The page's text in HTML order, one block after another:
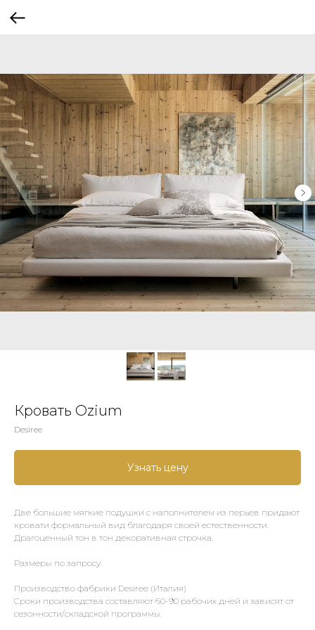
Кровать Ozium
Desiree
Узнать цену
Две большие мягкие подушки с наполнителем из перьев придают
кровати формальный вид благодаря своей естественности.
Драгоценный тон в тон декоративная строчка.
Размеры по запросу.
Производство фабрики Desiree (Италия)
Сроки производства составляют 60-90 рабочих дней и зависят от
сезонности/складской программы.